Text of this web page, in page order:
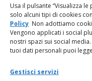
Usa il pulsante “Visualizza
solo alcuni tipi di cookies
Policy Non adottiamo
Vengono applicati i social
nostri spazi sui social
tuoi dati personali puoi
Gestisci servizi
Regolamento
giudiziari
Amministrazione